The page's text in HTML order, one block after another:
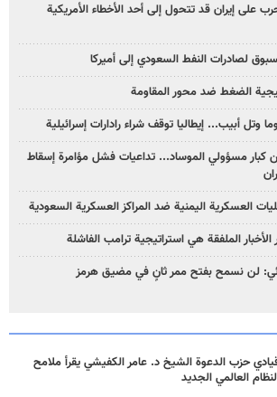
على إيران قد تتحول إلى أحد الأخطاء الأمريكية
لصادرات النفط السعودي إلى أميركا
الضغط ضد محور المقاومة
وتل أبيب... إيطاليا توقف شراء رادارات إسرائيلية
كبار مسؤولي الموساد... تداعيات فشل مؤامرة إسقاط
العسكرية اليمنية ضد المراكز العسكرية السعودية
الملفقة هي استراتيجية ترامب الفاشلة
لن نسمح بفتح ممر ثانٍ في مضيق هرمز
حزب الدعوة الشيخ د. عامر الكفيشي يقرأ ملامح
العالمي الجديد